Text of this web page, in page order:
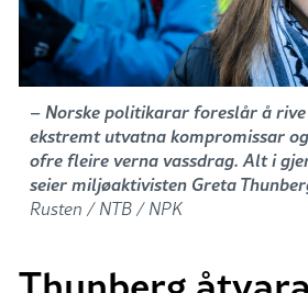
– Norske politikarar foreslår å
ekstremt utvatna kompromissar
ofre fleire verna vassdrag. Alt i
seier miljøaktivisten Greta
Rusten / NTB / NPK